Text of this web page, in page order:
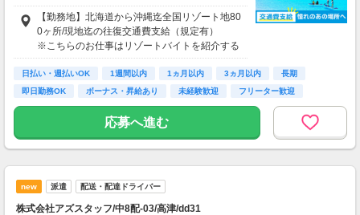
住み込みのお仕事のため、以下の補助がありま
す。
・寮費・光熱費無料（個室あり）
・食事無料
・往復交通費支給（上限あり）
※勤務地による
生活費がかからないので、働いた分のほとんど
を貯金にまわすことができます！
▼月収例
27万6,575円
＝(時給1,300円×8h＋残業1h)×23日
【勤務地】北海道から沖縄迄全国リゾート地80
0ヶ所/現地迄の往復交通費支給（規定有）
※こちらのお仕事はリゾートバイトを紹介する
募集となっており実際に募集がある勤務地と異
なる場合がございます。
カウンセリングでご希望条件をお伺いし、全国
からお仕事をご案内いたします。※ご自宅から
★お仕事開始までの流れ★
日払い・週払いOK 1週間以内 1ヵ月以内 3ヵ月以内
長期
即日勤務OK
ボーナス・昇給あり 未経験歓迎 フリーター歓迎
応募へ進む
new 派遣 配送・配達ドライバー
株式会社アズスタッフ/中8配-03/高津/dd31